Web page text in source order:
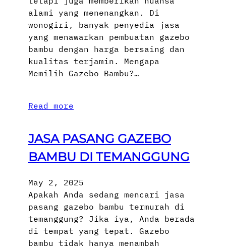
alami yang menenangkan. Di
wonogiri, banyak penyedia jasa
yang menawarkan pembuatan gazebo
bambu dengan harga bersaing dan
kualitas terjamin. Mengapa
Memilih Gazebo Bambu?…
Read more
JASA PASANG GAZEBO
BAMBU DI TEMANGGUNG
May 2, 2025
Apakah Anda sedang mencari jasa
pasang gazebo bambu termurah di
temanggung? Jika iya, Anda berada
di tempat yang tepat. Gazebo
bambu tidak hanya menambah